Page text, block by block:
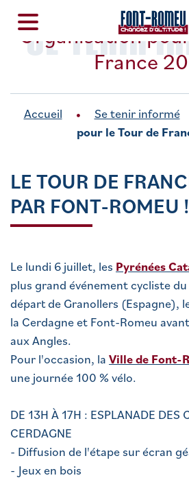
SE TENIR
Organisation
France
Accueil Se tenir informé
pour le Tour de
LE TOUR DE
PAR FONT-ROMEU !
Le lundi 6 juillet, les Pyrénées
plus grand événement cycliste
départ de Granollers (Espagne),
la Cerdagne et Font-Romeu
aux Angles.
Pour l'occasion, la Ville de Font-
une journée 100 % vélo.
DE 13H À 17H : ESPLANADE DES
CERDAGNE
- Diffusion de l'étape sur écran
- Jeux en bois